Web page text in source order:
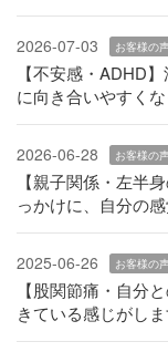
2026-07-03 お客様の
【不安感・ADHD
に向き合いやすく
2026-06-28 お客様の
【親子関係・左半
っかけに、自分の
2025-06-26 お客様の
【股関節痛・自分
きている感じがしま